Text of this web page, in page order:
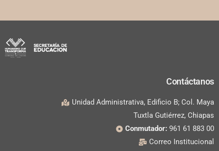
Contáctanos
Unidad Administrativa, Edificio B; Col. Maya
Tuxtla Gutiérrez, Chiapas
Conmutador: 961 61 883 00
Correo Institucional